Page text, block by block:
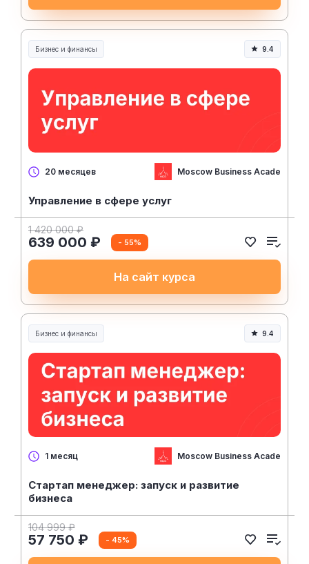
Бизнес и финансы 9.4
20 месяцев Moscow Business Academy
Управление в сфере услуг
1 420 000 ₽
639 000 ₽ - 55%
На сайт курса
Бизнес и финансы 9.4
1 месяц Moscow Business Academy
Стартап менеджер: запуск и развитие
бизнеса
104 999 ₽
57 750 ₽ - 45%